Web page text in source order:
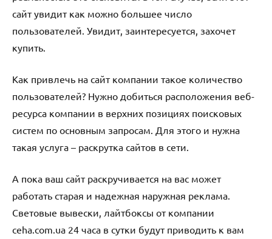
сайт увидит как можно большее число
пользователей. Увидит, заинтересуется, захочет
купить.
Как привлечь на сайт компании такое количество
пользователей? Нужно добиться расположения веб-
ресурса компании в верхних позициях поисковых
систем по основным запросам. Для этого и нужна
такая услуга – раскрутка сайтов в сети.
А пока ваш сайт раскручивается на вас может
работать старая и надежная наружная реклама.
Световые вывески, лайтбоксы от компании
ceha.com.ua 24 часа в сутки будут приводить к вам